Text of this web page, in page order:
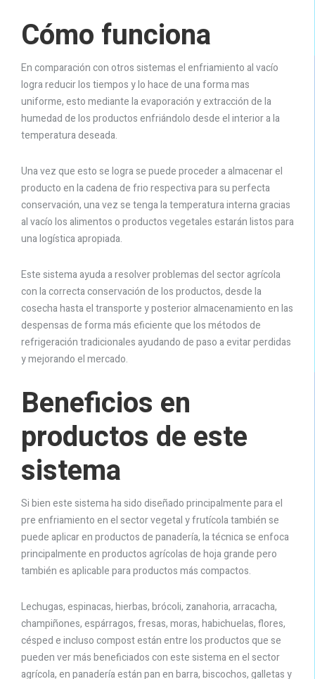
Cómo funciona
En comparación con otros sistemas el enfriamiento al vacío
logra reducir los tiempos y lo hace de una forma mas
uniforme, esto mediante la evaporación y extracción de la
humedad de los productos enfriándolo desde el interior a la
temperatura deseada.
Una vez que esto se logra se puede proceder a almacenar el
producto en la cadena de frio respectiva para su perfecta
conservación, una vez se tenga la temperatura interna gracias
al vacío los alimentos o productos vegetales estarán listos para
una logística apropiada.
Este sistema ayuda a resolver problemas del sector agrícola
con la correcta conservación de los productos, desde la
cosecha hasta el transporte y posterior almacenamiento en las
despensas de forma más eficiente que los métodos de
refrigeración tradicionales ayudando de paso a evitar perdidas
y mejorando el mercado.
Beneficios en
productos de este
sistema
Si bien este sistema ha sido diseñado principalmente para el
pre enfriamiento en el sector vegetal y frutícola también se
puede aplicar en productos de panadería, la técnica se enfoca
principalmente en productos agrícolas de hoja grande pero
también es aplicable para productos más compactos.
Lechugas, espinacas, hierbas, brócoli, zanahoria, arracacha,
champiñones, espárragos, fresas, moras, habichuelas, flores,
césped e incluso compost están entre los productos que se
pueden ver más beneficiados con este sistema en el sector
agrícola, en panadería están pan en barra, biscochos, galletas y